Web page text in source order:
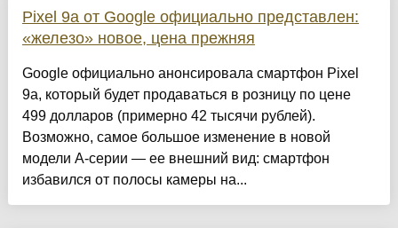
Pixel 9a от Google официально представлен:
«железо» новое, цена прежняя
Google официально анонсировала смартфон Pixel
9a, который будет продаваться в розницу по цене
499 долларов (примерно 42 тысячи рублей).
Возможно, самое большое изменение в новой
модели A-серии — ее внешний вид: смартфон
избавился от полосы камеры на...